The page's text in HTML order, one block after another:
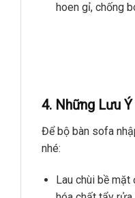
hoen gỉ, chống
4. Những Lưu
Để bộ bàn sofa
nhé:
Lau chùi bề mặt